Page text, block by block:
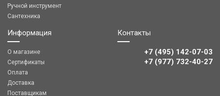
Ручной инструмент
Сантехника
Информация
О магазине
Сертификаты
Оплата
Доставка
Поставщикам
Контакты
+7 (495) 142-07-03
‎‎+7 (977) 732-40-27